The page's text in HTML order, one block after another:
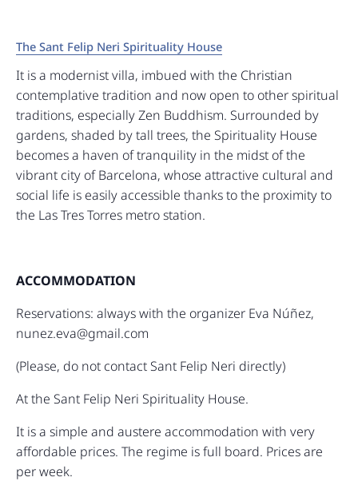
The Sant Felip Neri Spirituality House
It is a modernist villa, imbued with the Christian
contemplative tradition and now open to other spiritual
traditions, especially Zen Buddhism. Surrounded by
gardens, shaded by tall trees, the Spirituality House
becomes a haven of tranquility in the midst of the
vibrant city of Barcelona, whose attractive cultural and
social life is easily accessible thanks to the proximity to
the Las Tres Torres metro station.
ACCOMMODATION
Reservations: always with the organizer Eva Núñez,
nunez.eva@gmail.com
(Please, do not contact Sant Felip Neri directly)
At the Sant Felip Neri Spirituality House.
It is a simple and austere accommodation with very
affordable prices. The regime is full board. Prices are
per week.